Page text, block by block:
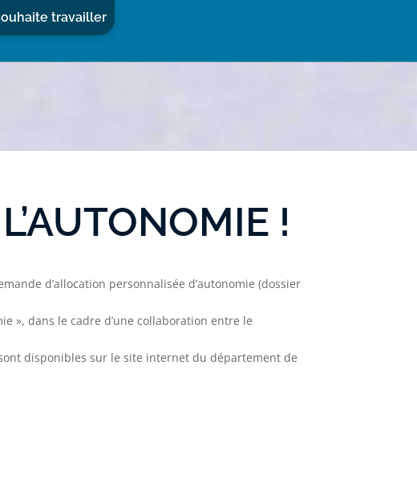
travailler
!
d’allocation personnalisée d’autonomie (dossier
», dans le cadre d’une collaboration entre le
disponibles sur le site internet du département de